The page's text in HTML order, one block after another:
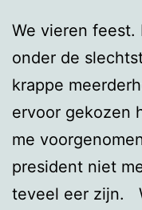
We vieren feest.
onder de
krappe
ervoor gekozen
me
president niet
teveel eer zijn.